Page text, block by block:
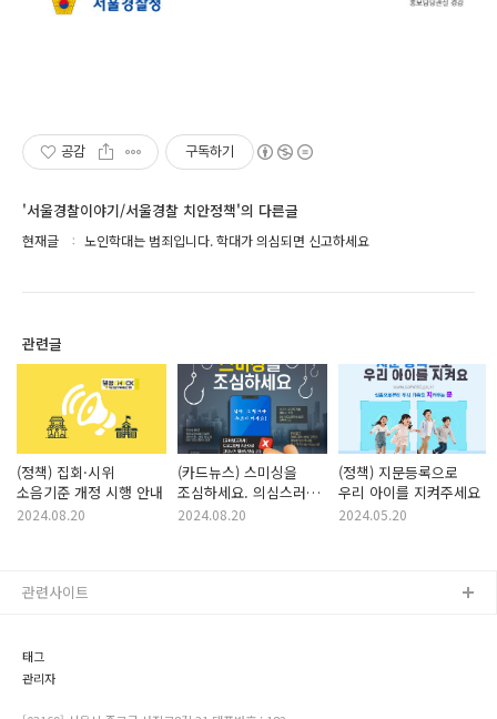
공감 구독하기
'서울경찰이야기/서울경찰 치안정책'의 다른글
현재글 노인학대는 범죄입니다. 학대가 의심되면 신고하세요
관련글
(정책) 집회·시위
소음기준 개정 시행 안내
2024.08.20
(카드뉴스) 스미싱을
조심하세요. 의심스러운
링크 절대 접속하지
2024.08.20
(정책) 지문등록으로
우리 아이를 지켜주세요
2024.05.20
태그
관리자
관련사이트